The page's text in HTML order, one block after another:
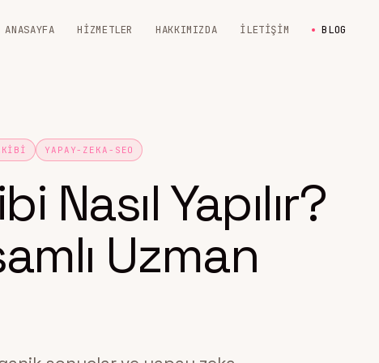
ANASAYFA HIZMETLER HAKKIMIZDA İLETIŞIM BLOG
YAPAY-ZEKA-SEO
Nasıl Yapılır?
Uzman